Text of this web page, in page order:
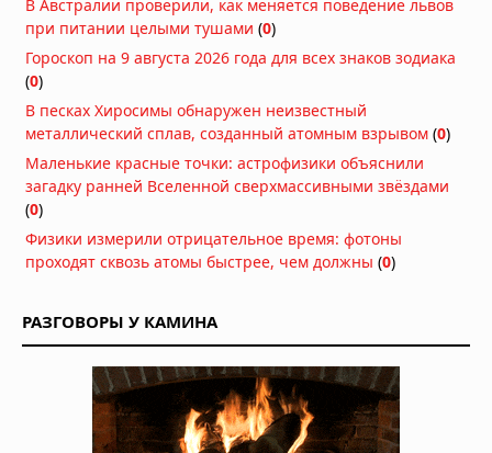
В Австралии проверили, как меняется поведение львов
при питании целыми тушами (0)
Гороскоп на 9 августа 2026 года для всех знаков зодиака
(0)
В песках Хиросимы обнаружен неизвестный
металлический сплав, созданный атомным взрывом (0)
Маленькие красные точки: астрофизики объяснили
загадку ранней Вселенной сверхмассивными звёздами
(0)
Физики измерили отрицательное время: фотоны
проходят сквозь атомы быстрее, чем должны (0)
РАЗГОВОРЫ У КАМИНА